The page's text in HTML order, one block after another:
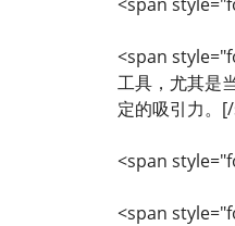
<span
工具，尤其是
定的吸引力。
<span
<span